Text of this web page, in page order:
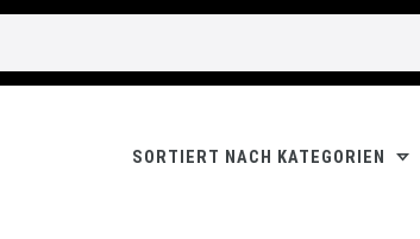
SORTIERT NACH KATEGORIEN